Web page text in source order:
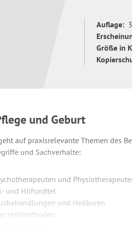
Auflage:
Größe in
und Geburt
auf praxisrelevante Themen des
und Sachverhalte:
und
und Hilfsmittel
und Heilkuren
Heilmethoden